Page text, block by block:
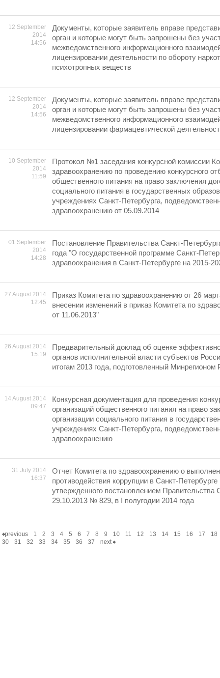
12 September
2014
14:56
Документы, которые заявитель вправе
орган и которые могут быть запрошены без
межведомственного информационного
лицензировании деятельности по обороту
психотропных веществ
12 September
2014
14:56
Документы, которые заявитель вправе
орган и которые могут быть запрошены без
межведомственного информационного
лицензировании фармацевтической
10 September
2014
11:59
Протокол №1 заседания конкурсной комиссии
здравоохранению по проведению конкурсного
общественного питания на право заключения
социального питания в государственных
учреждениях Санкт-Петербурга,
здравоохранению oт 05.09.2014
01 September
2014
14:28
Постановление Правительства Санкт-
года "О государственной программе Санкт-
здравоохранения в Санкт-Петербурге на 2015-
27 August 2014
12:45
Приказ Комитета по здравоохранению от 26
внесении изменений в приказ Комитета по
от 11.06.2013"
26 August 2014
15:19
Предварительный доклад об оценке
органов исполнительной власти субъектов
итогам 2013 года, подготовленный Минрегионом
14 August 2014
09:47
Конкурсная документация для проведения
организаций общественного питания на право
организации социального питания в
учреждениях Санкт-Петербурга,
здравоохранению
31 July 2014
16:37
Отчет Комитета по здравоохранению о
противодействия коррупции в Санкт-
утвержденного постановлением Правительства
29.10.2013 № 829, в I полугодии 2014 года
previous 1 2 3 4 5 6 7 8 9 10 11 12 13 14 15 16 17
18
30
31 32 33 34 35 36 37 next